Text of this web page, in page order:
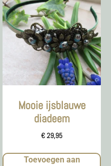
Mooie ijsblauwe
diadeem
€29,95
Toevoegen aan